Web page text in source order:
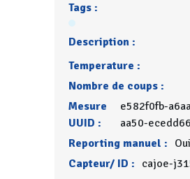
Tags :
Description :
Temperature :
Nombre de coups :
Mesure
UUID :
e582f0fb-
aa50-
Reporting manuel : Oui
Capteur/ ID : cajoe-